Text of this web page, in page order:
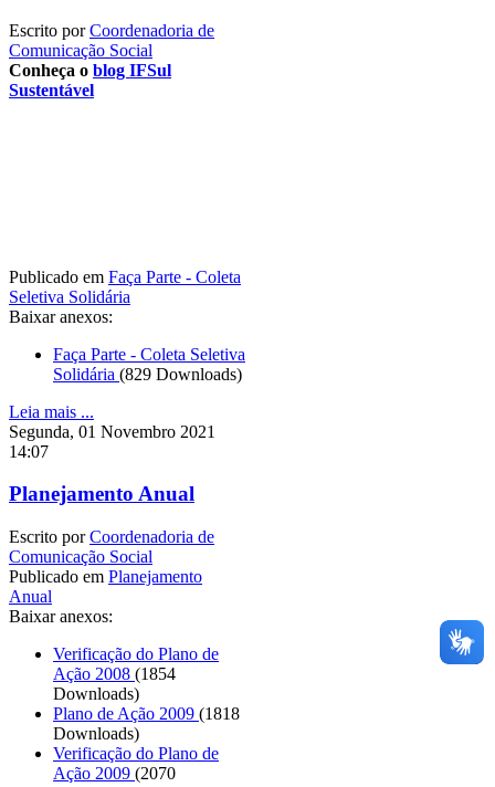
Escrito porCoordenadoria de
Comunicação Social
Conheça o blog IFSul
Sustentável
Publicado em Faça Parte - Coleta
Seletiva Solidária
Baixar anexos:
Faça Parte - Coleta Seletiva
Solidária (829 Downloads)
Leia mais ...
Segunda, 01 Novembro 2021
14:07
Planejamento Anual
Escrito porCoordenadoria de
Comunicação Social
Publicado em Planejamento
Anual
Baixar anexos:
Verificação do Plano de
Ação 2008 (1854
Downloads)
Plano de Ação 2009 (1818
Downloads)
Verificação do Plano de
Ação 2009 (2070